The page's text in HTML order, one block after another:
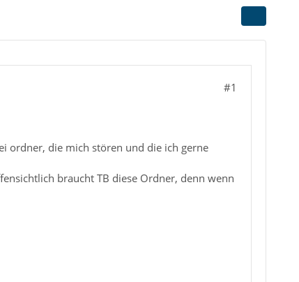
#1
ordner, die mich stören und die ich gerne
braucht TB diese Ordner, denn wenn